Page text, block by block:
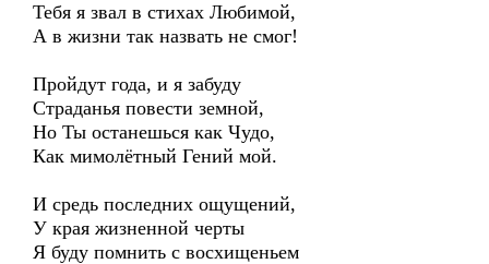
Тебя я звал в стихах Любимой,
А в жизни так назвать не смог!
Пройдут года, и я забуду
Страданья повести земной,
Но Ты останешься как Чудо,
Как мимолётный Гений мой.
И средь последних ощущений,
У края жизненной черты
Я буду помнить с восхищеньем